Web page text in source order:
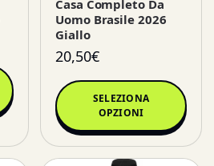
Casa Completo Da
Uomo Brasile 2026
Giallo
20,50€
SELEZIONA
OPZIONI